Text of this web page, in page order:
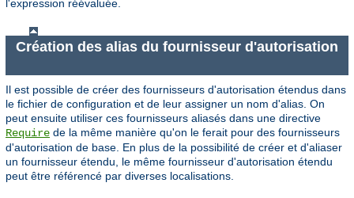
l'expression réévaluée.
Création des alias du fournisseur d'autorisation
Il est possible de créer des fournisseurs d'autorisation étendus dans
le fichier de configuration et de leur assigner un nom d'alias. On
peut ensuite utiliser ces fournisseurs aliasés dans une directive
Require de la même manière qu'on le ferait pour des fournisseurs
d'autorisation de base. En plus de la possibilité de créer et d'aliaser
un fournisseur étendu, le même fournisseur d'autorisation étendu
peut être référencé par diverses localisations.